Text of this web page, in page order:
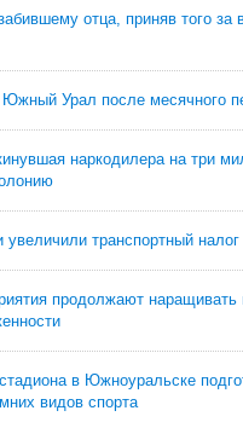
отца, приняв того за
Урал после месячного
наркодилера на три
увеличили транспортный
продолжают наращивать
в Южноуральске
видов спорта